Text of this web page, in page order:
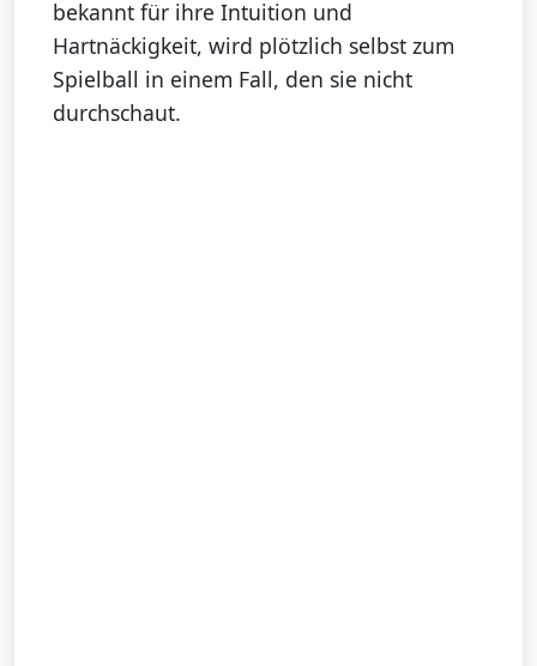
bekannt für ihre Intuition und
Hartnäckigkeit, wird plötzlich selbst zum
Spielball in einem Fall, den sie nicht
durchschaut.